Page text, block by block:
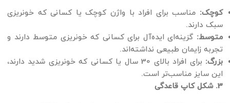
کوچک: مناسب برای افراد با واژن کوچک یا کسانی که خونریزی
سبک دارند.
متوسط: گزینه‌ای ایده‌آل برای کسانی که خونریزی متوسط دارند و
تجربه زایمان طبیعی نداشته‌اند.
بزرگ:
برای افراد بالای 30 سال یا کسانی که خونریزی شدید دارند،
این سایز مناسب‌تر است.
3. شکل کاپ قاعدگی